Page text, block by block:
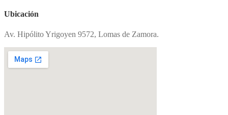
Ubicación
Av. Hipólito Yrigoyen 9572, Lomas de Zamora.